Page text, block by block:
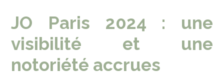
JO Paris 2024 : une
visibilité et une
notoriété accrues